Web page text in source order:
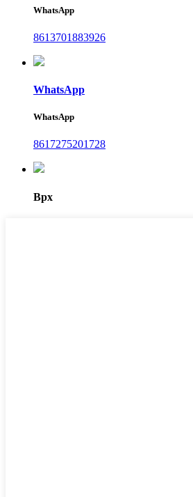
WhatsApp
8613701883926
WhatsApp
WhatsApp
8617275201728
Врх